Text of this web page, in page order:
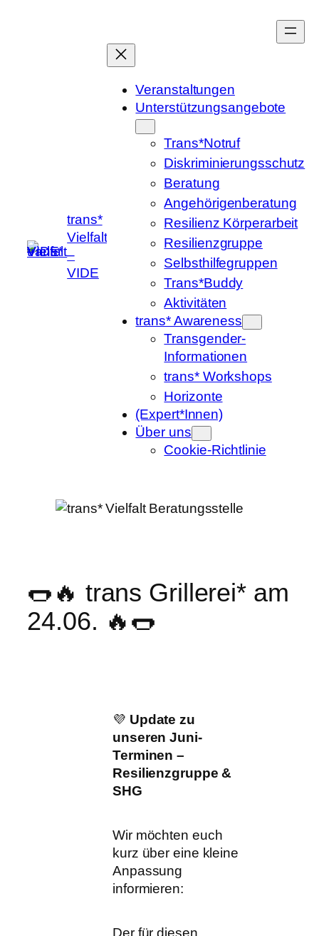
trans*
Vielfalt
–
VIDE
Veranstaltungen
Unterstützungsangebote
Trans*Notruf
Diskriminierungsschutz
Beratung
Angehörigenberatung
Resilienz Körperarbeit
Resilienzgruppe
Selbsthilfegruppen
Trans*Buddy
Aktivitäten
trans* Awareness
Transgender-
Informationen
trans* Workshops
Horizonte
(Expert*Innen)
Über uns
Cookie-Richtlinie
🌭🔥 trans Grillerei* am
24.06. 🔥🌭
💜 Update zu
unseren Juni-
Terminen –
Resilienzgruppe &
SHG
Wir möchten euch
kurz über eine kleine
Anpassung
informieren:
Der für diesen